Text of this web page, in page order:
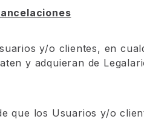
y/o clientes, en
y adquieran de
que los Usuarios y/o